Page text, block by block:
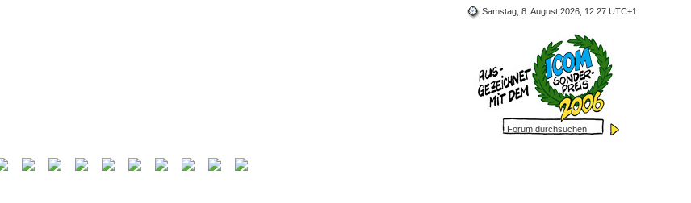
Samstag, 8. August 2026, 12:27 UTC+1